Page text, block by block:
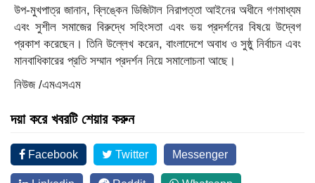
উপ-মুখপাত্র জানান, ব্লিঙ্কেন ডিজিটাল নিরাপত্তা আইনের অধীনে গণমাধ্যম
এবং সুশীল সমাজের বিরুদ্ধে সহিংসতা এবং ভয় প্রদর্শনের বিষ‌য়ে উদ্বেগ
প্রকাশ করেছেন। তিনি উল্লেখ করেন, বাংলাদেশে অবাধ ও সুষ্ঠু নির্বাচন এবং
মানবাধিকারের প্রতি সম্মান প্রদর্শন নিয়ে সমালোচনা আছে।
নিউজ /এমএসএম
দয়া করে খবরটি শেয়ার করুন
Facebook Twitter Messenger